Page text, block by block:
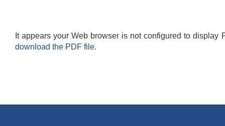
It appears your Web browser is not configured to display
download the PDF file.